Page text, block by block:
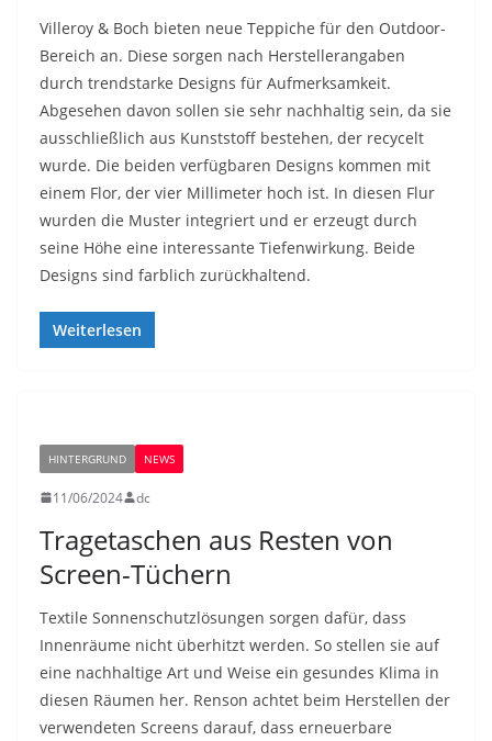
Villeroy & Boch bieten neue Teppiche für den Outdoor-
Bereich an. Diese sorgen nach Herstellerangaben
durch trendstarke Designs für Aufmerksamkeit.
Abgesehen davon sollen sie sehr nachhaltig sein, da sie
ausschließlich aus Kunststoff bestehen, der recycelt
wurde. Die beiden verfügbaren Designs kommen mit
einem Flor, der vier Millimeter hoch ist. In diesen Flur
wurden die Muster integriert und er erzeugt durch
seine Höhe eine interessante Tiefenwirkung. Beide
Designs sind farblich zurückhaltend.
Weiterlesen
HINTERGRUND NEWS
11/06/2024 dc
Tragetaschen aus Resten von
Screen-Tüchern
Textile Sonnenschutzlösungen sorgen dafür, dass
Innenräume nicht überhitzt werden. So stellen sie auf
eine nachhaltige Art und Weise ein gesundes Klima in
diesen Räumen her. Renson achtet beim Herstellen der
verwendeten Screens darauf, dass erneuerbare